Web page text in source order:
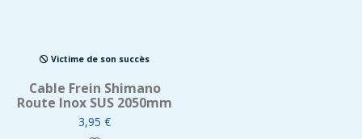
Victime de son succès
Cable Frein Shimano
Route Inox SUS 2050mm
3,95 €